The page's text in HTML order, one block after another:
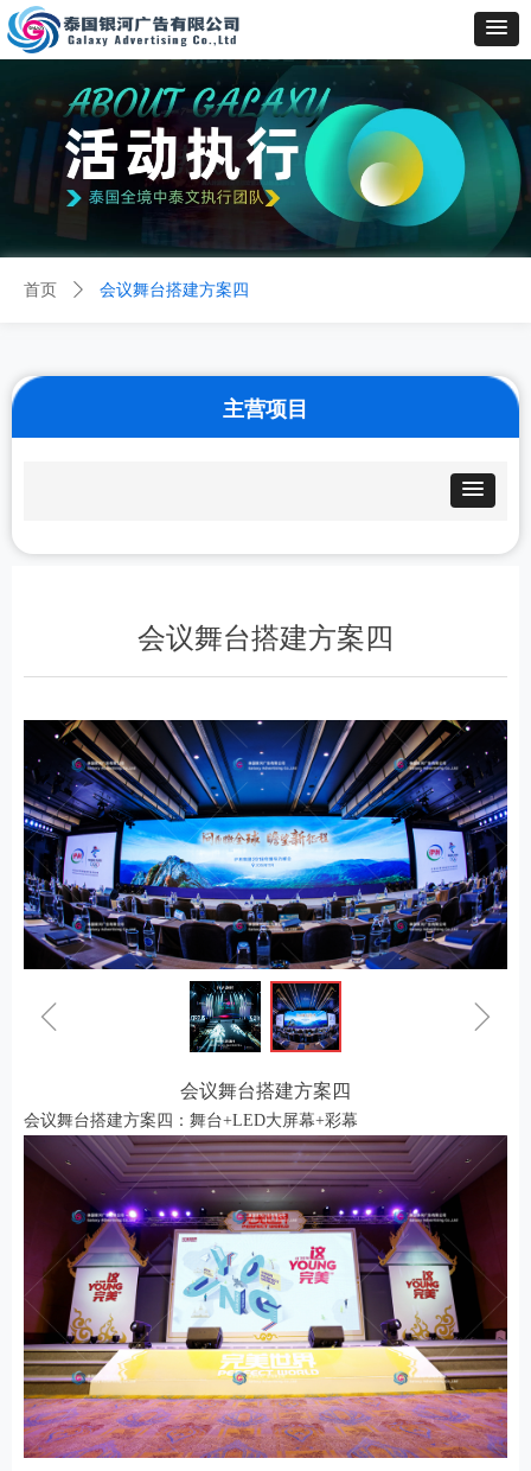
首页 ꄲ 会议舞台搭建方案四
会议舞台搭建方案四
ꁆ ꁇ
会议舞台搭建方案四
会议舞台搭建方案四：舞台+LED大屏幕+彩幕
主营项目